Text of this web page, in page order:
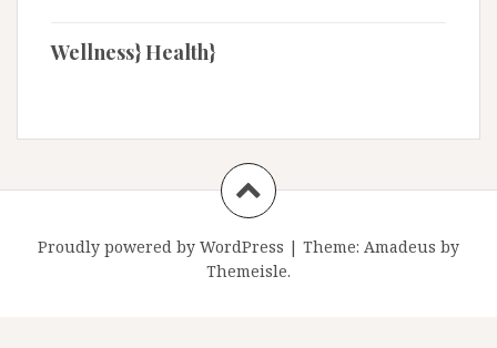
Wellness} Health}
Proudly powered by WordPress | Theme: Amadeus by
Themeisle.